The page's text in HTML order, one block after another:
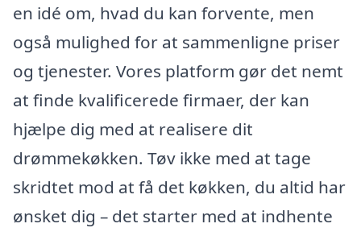
en idé om, hvad du kan forvente, men
også mulighed for at sammenligne priser
og tjenester. Vores platform gør det nemt
at finde kvalificerede firmaer, der kan
hjælpe dig med at realisere dit
drømmekøkken. Tøv ikke med at tage
skridtet mod at få det køkken, du altid har
ønsket dig – det starter med at indhente